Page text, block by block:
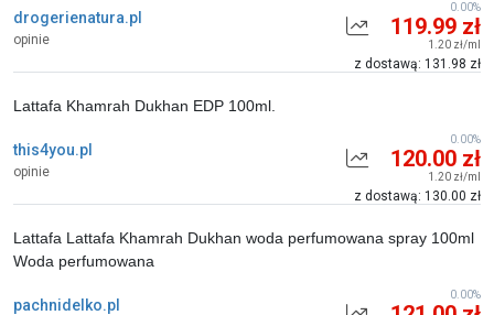
drogerienatura.pl
opinie 119.99 zł
1.20 zł/ml
z dostawą: 131.98 zł
0.00%
this4you.pl
opinie
Lattafa Khamrah Dukhan EDP 100ml.
120.00 zł
1.20 zł/ml
z dostawą: 130.00 zł
0.00%
pachnidelko.pl
Lattafa Lattafa Khamrah Dukhan woda perfumowana spray 100ml
Woda perfumowana
0.00%